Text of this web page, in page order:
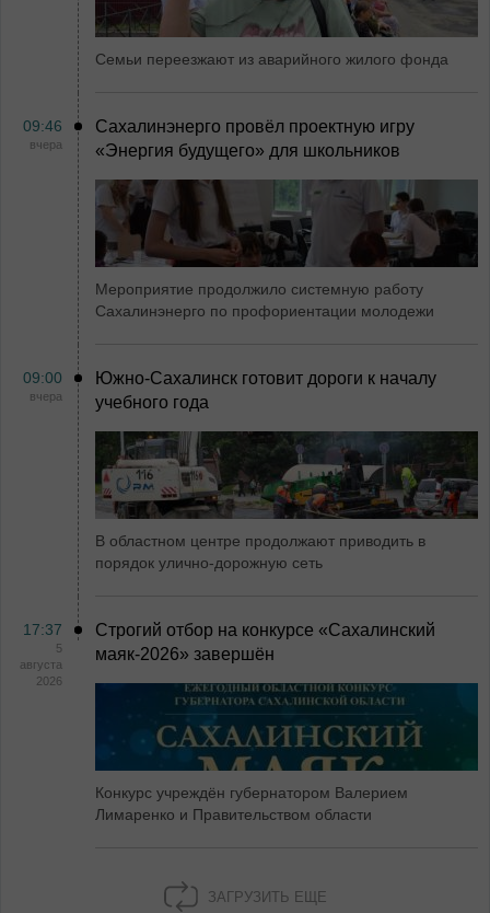
Семьи переезжают из аварийного жилого фонда
09:46
вчера
Сахалинэнерго провёл проектную игру
«Энергия будущего» для школьников
Мероприятие продолжило системную работу
Сахалинэнерго по профориентации молодежи
09:00
вчера
Южно-Сахалинск готовит дороги к началу
учебного года
В областном центре продолжают приводить в
порядок улично-дорожную сеть
17:37
5
августа
2026
Строгий отбор на конкурсе «Сахалинский
маяк‑2026» завершён
Конкурс учреждён губернатором Валерием
Лимаренко и Правительством области
ЗАГРУЗИТЬ ЕЩЕ